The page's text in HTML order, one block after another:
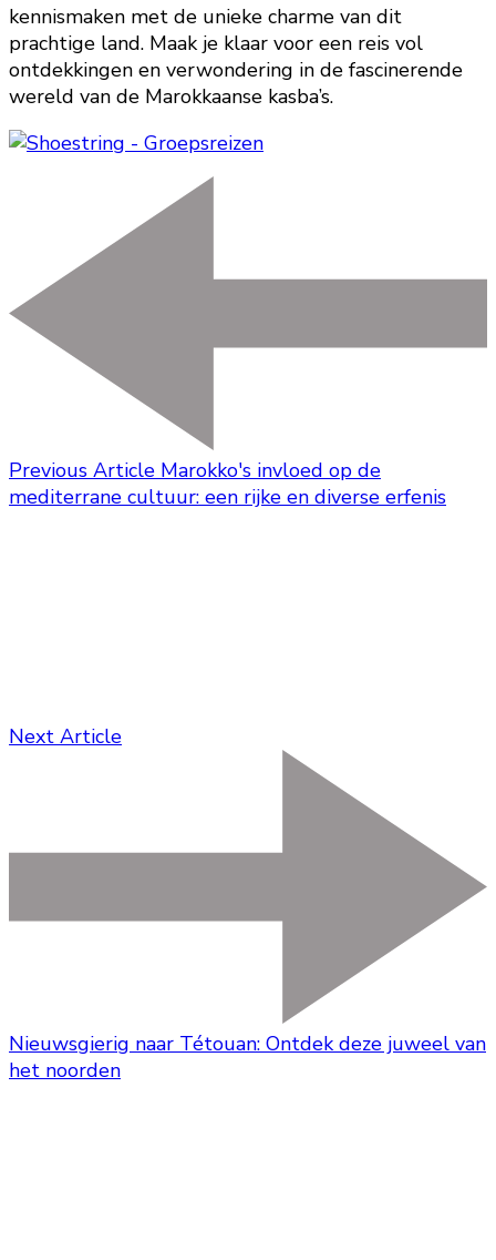
kennismaken met de unieke charme van dit
prachtige land. Maak je klaar voor een reis vol
ontdekkingen en verwondering in de fascinerende
wereld van de Marokkaanse kasba’s.
Previous Article Marokko's invloed op de
mediterrane cultuur: een rijke en diverse erfenis
Next Article
Nieuwsgierig naar Tétouan: Ontdek deze juweel van
het noorden